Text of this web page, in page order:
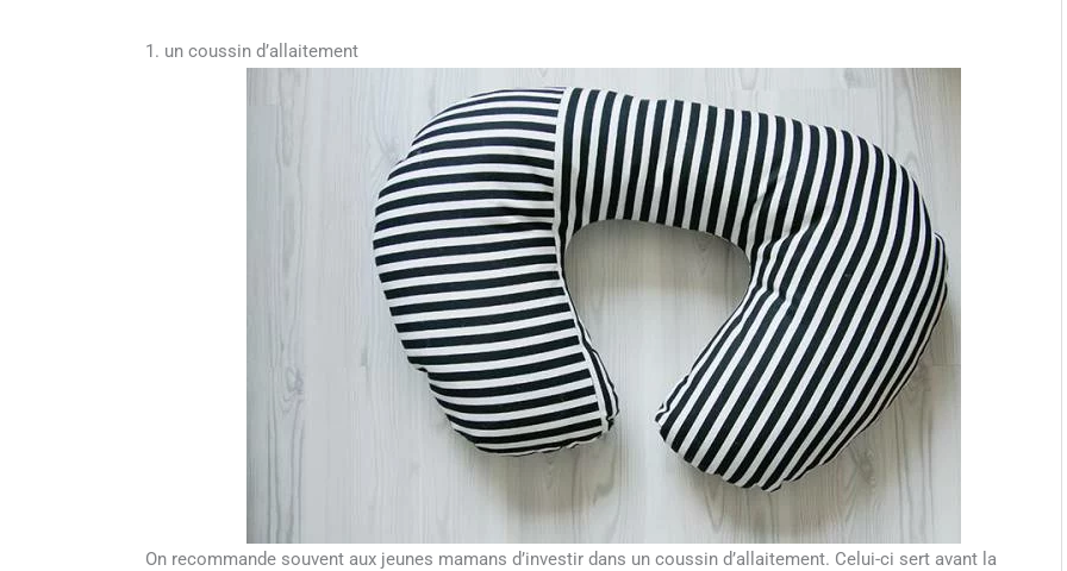
1. un coussin d’allaitement
On recommande souvent aux jeunes mamans d’investir dans un coussin d’allaitement. Celui-ci sert avant la